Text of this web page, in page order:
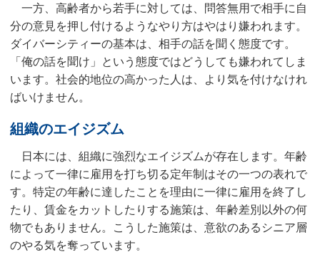
一方、高齢者から若手に対しては、問答無用で相手に自
分の意見を押し付けるようなやり方はやはり嫌われます。
ダイバーシティーの基本は、相手の話を聞く態度です。
「俺の話を聞け」という態度ではどうしても嫌われてしま
います。社会的地位の高かった人は、より気を付けなけれ
ばいけません。
組織のエイジズム
日本には、組織に強烈なエイジズムが存在します。年齢
によって一律に雇用を打ち切る定年制はその一つの表れで
す。特定の年齢に達したことを理由に一律に雇用を終了し
たり、賃金をカットしたりする施策は、年齢差別以外の何
物でもありません。こうした施策は、意欲のあるシニア層
のやる気を奪っています。